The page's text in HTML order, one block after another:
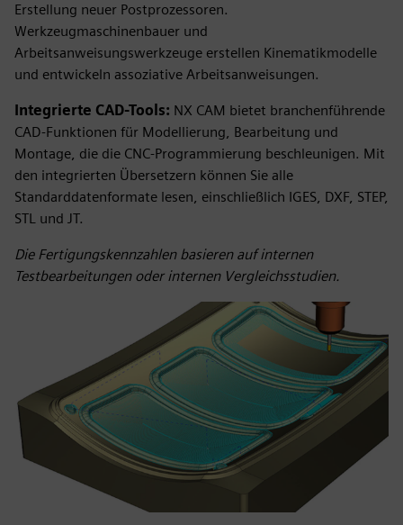
Erstellung neuer Postprozessoren.
Werkzeugmaschinenbauer und
Arbeitsanweisungswerkzeuge erstellen Kinematikmodelle
und entwickeln assoziative Arbeitsanweisungen.
Integrierte CAD-Tools: NX CAM bietet branchenführende
CAD-Funktionen für Modellierung, Bearbeitung und
Montage, die die CNC-Programmierung beschleunigen. Mit
den integrierten Übersetzern können Sie alle
Standarddatenformate lesen, einschließlich IGES, DXF, STEP,
STL und JT.
Die Fertigungskennzahlen basieren auf internen
Testbearbeitungen oder internen Vergleichsstudien.